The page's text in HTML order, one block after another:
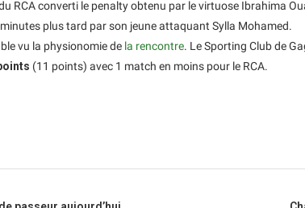
RCA converti le penalty obtenu par le virtuose Ibrahima
plus tard par son jeune attaquant Sylla Mohamed.
vu la physionomie de la rencontre. Le Sporting Club de
(11 points) avec 1 match en moins pour le RCA.